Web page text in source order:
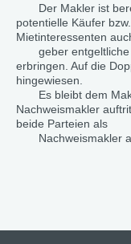
Der Makler ist
potentielle Käufer
Mietinteressenten
geber entgeltliche
erbringen. Auf die
hingewiesen.
Es bleibt dem
Nachweismakler
beide Parteien als
Nachweismakler